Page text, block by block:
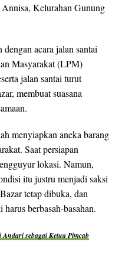
Kelurahan Gunung
acara jalan santai
Masyarakat (LPM)
jalan santai turut
membuat suasana
menyiapkan aneka barang
Saat persiapan
lokasi. Namun,
itu justru menjadi saksi
tetap dibuka, dan
berbasah-basahan.
sebagai Ketua Pimcab